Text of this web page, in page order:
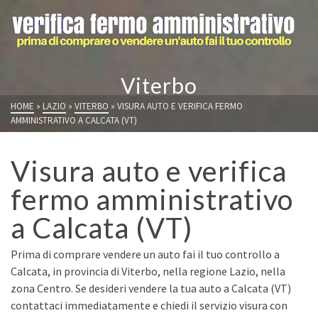
Viterbo
HOME » LAZIO » VITERBO » VISURA AUTO E VERIFICA FERMO
AMMINISTRATIVO A CALCATA (VT)
Visura auto e verifica
fermo amministrativo
a Calcata (VT)
Prima di comprare vendere un auto fai il tuo controllo a
Calcata, in provincia di Viterbo, nella regione Lazio, nella
zona Centro. Se desideri vendere la tua auto a Calcata (VT)
contattaci immediatamente e chiedi il servizio visura con